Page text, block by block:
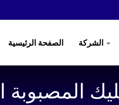
الصفحة الرئيسية
المصبوبة